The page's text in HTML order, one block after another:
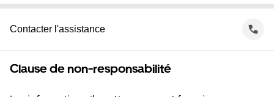
Contacter l'assistance
Clause de non-responsabilité